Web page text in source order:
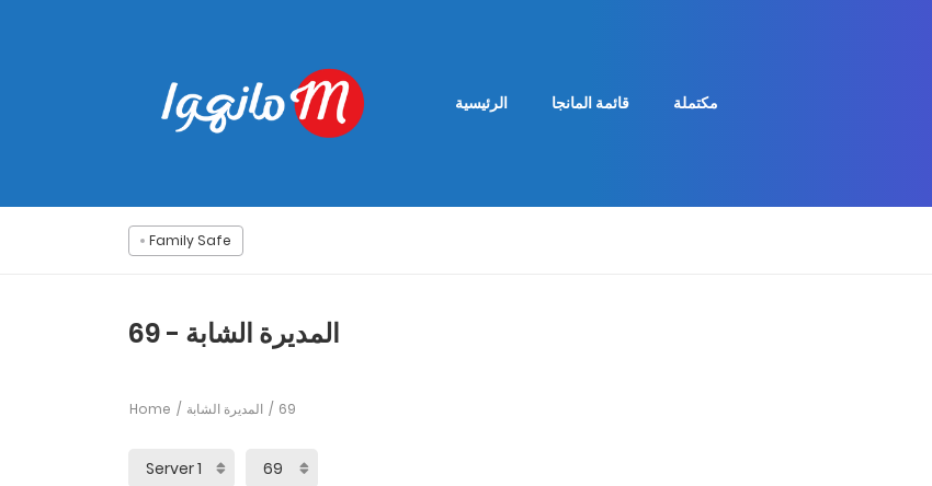
الرئيسية قائمة المانجا مكتملة
Family Safe
المديرة الشابة - 69
Home المديرة الشابة 69